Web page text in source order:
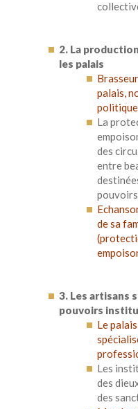
2. La
les palais
palais,
La
des
entre
de sa
3. Les artisans
pouvoirs
Le
Les
des
des